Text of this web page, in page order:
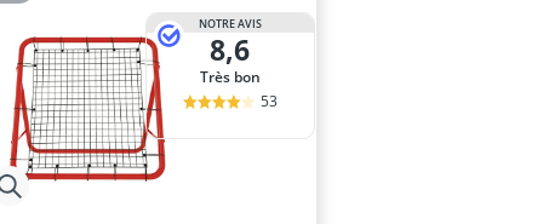
NOTRE AVIS
8,6
Très bon
53